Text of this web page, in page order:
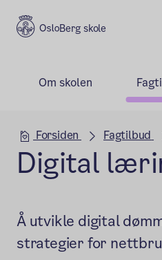
Berg skole
Om skolen
Forsiden Fagtilbud
Digital
Å utvikle digital
strategier for